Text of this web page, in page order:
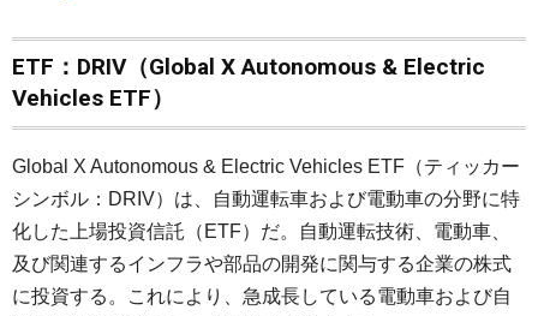
ETF：DRIV（Global X Autonomous & Electric
Vehicles ETF）
Global X Autonomous & Electric Vehicles ETF（ティッカー
シンボル：DRIV）は、自動運転車および電動車の分野に特
化した上場投資信託（ETF）だ。自動運転技術、電動車、
及び関連するインフラや部品の開発に関与する企業の株式
に投資する。これにより、急成長している電動車および自